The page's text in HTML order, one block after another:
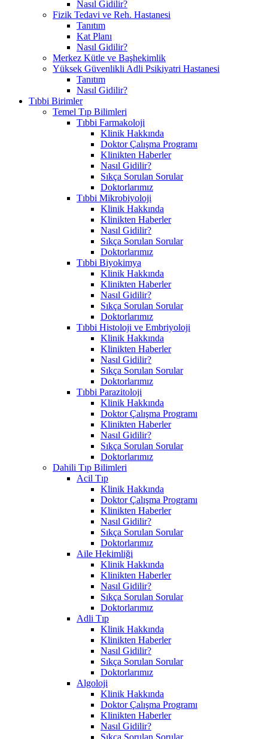
Nasıl Gidilir?
Fizik Tedavi ve Reh. Hastanesi
Tanıtım
Kat Planı
Nasıl Gidilir?
Merkez Kütle ve Başhekimlik
Yüksek Güvenlikli Adli Psikiyatri Hastanesi
Tanıtım
Nasıl Gidilir?
Tıbbi Birimler
Temel Tıp Bilimleri
Tıbbi Farmakoloji
Klinik Hakkında
Doktor Çalışma Programı
Klinikten Haberler
Nasıl Gidilir?
Sıkça Sorulan Sorular
Doktorlarımız
Tıbbi Mikrobiyoloji
Klinik Hakkında
Klinikten Haberler
Nasıl Gidilir?
Sıkça Sorulan Sorular
Doktorlarımız
Tıbbi Biyokimya
Klinik Hakkında
Klinikten Haberler
Nasıl Gidilir?
Sıkça Sorulan Sorular
Doktorlarımız
Tıbbi Histoloji ve Embriyoloji
Klinik Hakkında
Klinikten Haberler
Nasıl Gidilir?
Sıkça Sorulan Sorular
Doktorlarımız
Tıbbi Parazitoloji
Klinik Hakkında
Doktor Çalışma Programı
Klinikten Haberler
Nasıl Gidilir?
Sıkça Sorulan Sorular
Doktorlarımız
Dahili Tıp Bilimleri
Acil Tıp
Klinik Hakkında
Doktor Çalışma Programı
Klinikten Haberler
Nasıl Gidilir?
Sıkça Sorulan Sorular
Doktorlarımız
Aile Hekimliği
Klinik Hakkında
Klinikten Haberler
Nasıl Gidilir?
Sıkça Sorulan Sorular
Doktorlarımız
Adli Tıp
Klinik Hakkında
Klinikten Haberler
Nasıl Gidilir?
Sıkça Sorulan Sorular
Doktorlarımız
Algoloji
Klinik Hakkında
Doktor Çalışma Programı
Klinikten Haberler
Nasıl Gidilir?
Sıkça Sorulan Sorular